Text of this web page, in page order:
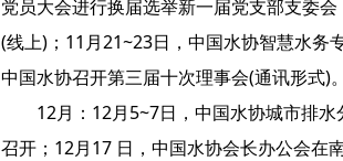
党员大会进行换届选举新一届党支部支委
(线上)；11月21~23日，中国水协智慧水务
中国水协召开第三届十次理事会(通讯形式)。
12月：12月5~7日，中国水协城市排
召开；12月17 日，中国水协会长办公会在